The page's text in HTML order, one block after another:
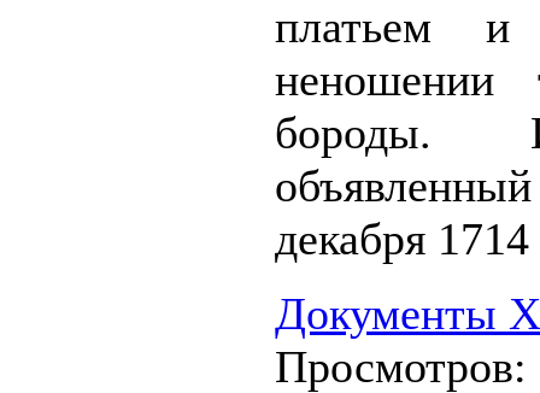
платьем
неношении
бороды.
декабря 1714
Документы
Просмотров: